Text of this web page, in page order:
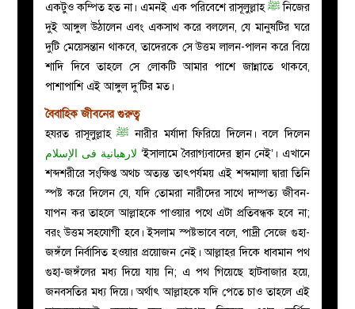
একটুও কম্পিত হত না। এমনই এক পরিবেশে রাসূলুল্লাহﷺনিজের
দুই আঙ্গুল উঠালেন এবং একসাথ করে বললেন, যে মানুষটির ঘরে
দুটি মেয়েসন্তান থাকবে, তাদেরকে সে উত্তম লালন-পালন করে বিয়ে
শাদি দিবে তাহলে সে লোকটি আমার পাশে জান্নাতে থাকবে,
পাশাপাশি এই আঙ্গুল দু’টির মত।
বৈবাহিক জীবনের গুরুত্ব
হযরত রাসূলুল্লাহﷺ নারীর মর্যাদা ফিরিয়ে দিলেন। বলে দিলেন
لارهبانية فى الإسلام ‘ইসালামে বৈরাগ্যবাদের স্থান নেই’। এখানে
শব্দশরীরে সংক্ষিপ্ত অথচ অত্যন্ত তাৎপর্যময় এই শব্দমালা দ্বারা তিনি
স্পষ্ট করে দিলেন যে, যদি তোমরা নারীদের সাথে দাম্পত্য জীবন-
যাপন কর তাহলে আল্লাহকে পাওয়ার পথে এটা প্রতিবন্ধক হবে না;
বরং উত্তম সহযোগী হবে। ইসলাম স্পষ্টভাবে বলে, পাদ্রী সেজে গুহা-
জঙ্গঁলে নির্বাসিত হওয়ার প্রয়োজন নেই। আল্লাহর দিকে ধাবমান পথ
গুহা-জঙ্গঁলের মধ্য দিয়ে যায় নি; এ পথ গিয়েছে হাটবাজার হয়ে,
জনবসতির মধ্য দিয়ে। অর্থাৎ আল্লাহকে যদি পেতে চাও তাহলে এই